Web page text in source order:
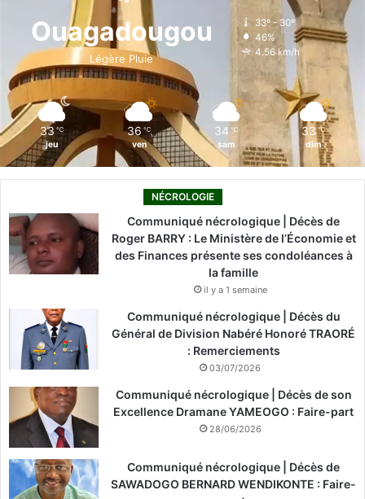
o
k
i
n
g
r
k
Ouagadougou
Légère Pluie
33º - 30º
46%
4.56 km/h
33 ℃
jeu
36 ℃
ven
34 ℃
sam
33 ℃
dim
NÉCROLOGIE
Communiqué nécrologique | Décès de
Roger BARRY : Le Ministère de l’Économie et
des Finances présente ses condoléances à
la famille
il y a 1 semaine
Communiqué nécrologique | Décès du
Général de Division Nabéré Honoré TRAORÉ
: Remerciements
03/07/2026
Communiqué nécrologique | Décès de son
Excellence Dramane YAMEOGO : Faire-part
28/06/2026
Communiqué nécrologique | Décès de
SAWADOGO BERNARD WENDIKONTE : Faire-